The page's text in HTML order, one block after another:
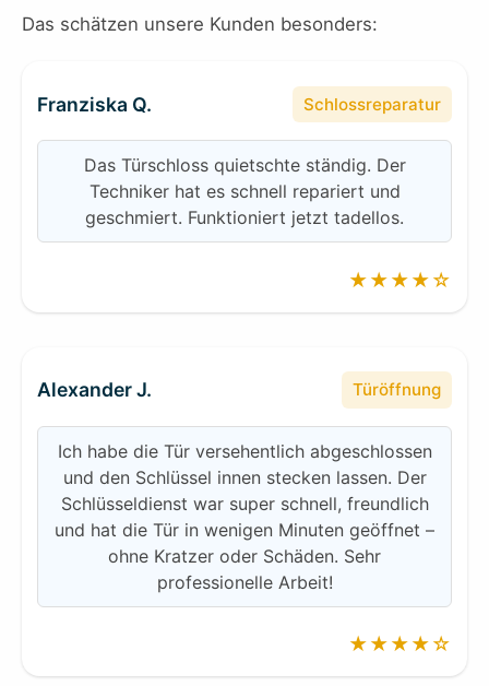
Das schätzen unsere Kunden besonders:
Franziska Q. Schlossreparatur
Das Türschloss quietschte ständig. Der
Techniker hat es schnell repariert und
geschmiert. Funktioniert jetzt tadellos.
★★★★☆
Alexander J. Türöffnung
Ich habe die Tür versehentlich abgeschlossen
und den Schlüssel innen stecken lassen. Der
Schlüsseldienst war super schnell, freundlich
und hat die Tür in wenigen Minuten geöffnet –
ohne Kratzer oder Schäden. Sehr
professionelle Arbeit!
★★★★☆